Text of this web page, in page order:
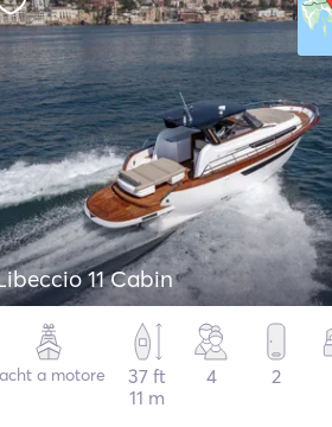
11 Cabin
a motore
37 ft
11 m
4 2